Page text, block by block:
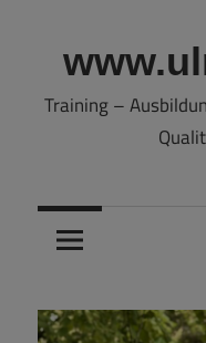
springen
Training –